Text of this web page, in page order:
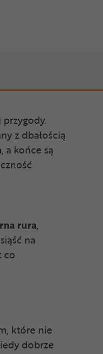
z dbałością
, a końce są
rura,
na
co
które nie
dobrze